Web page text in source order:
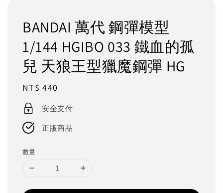
BANDAI 萬代 鋼彈模型
1/144 HGIBO 033 鐵血的孤
兒 天狼王型獵魔鋼彈 HG
Regular
price
NT$ 440
安全支付
正版商品
數量